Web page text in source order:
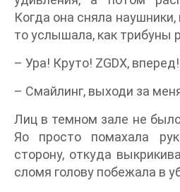
Когда она сняла наушники,
то услышала, как трибуны
– Ура! Круто! ZGDX,
– Смайлинг, выходи за
Лиц в темном зале не
Яо просто помахала
сторону, откуда
сломя голову побежала в